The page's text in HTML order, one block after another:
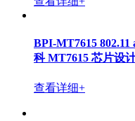
BPI-MT7615
科 MT7615 芯片设
查看详细+